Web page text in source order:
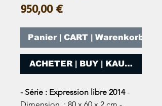
950,00 €Prix
Panier | CART | Warenkorb
ACHETER | BUY | KAUFEN
- Série : Expression libre 2014-